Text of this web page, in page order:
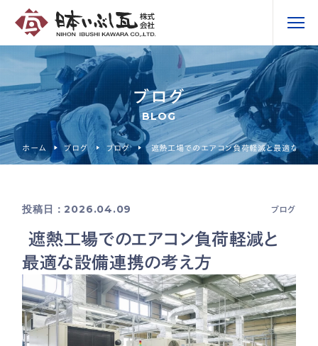
ブログ
BLOG
ホーム ブログ ブログ 遮熱工場でのエアコン負荷軽減と最適な設備
投稿日：2026.04.09 ブログ
遮熱工場でのエアコン負荷軽減と
最適な設備連携の考え方